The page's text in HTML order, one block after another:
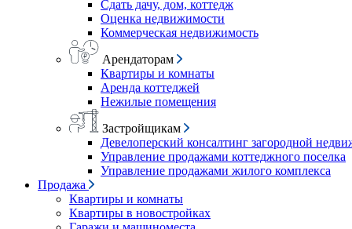
Сдать дачу, дом, коттедж
Оценка недвижимости
Коммерческая недвижимость
Арендаторам
Квартиры и комнаты
Аренда коттеджей
Нежилые помещения
Застройщикам
Девелоперский консалтинг загородной
Управление продажами коттеджного поселка
Управление продажами жилого комплекса
Продажа
Квартиры и комнаты
Квартиры в новостройках